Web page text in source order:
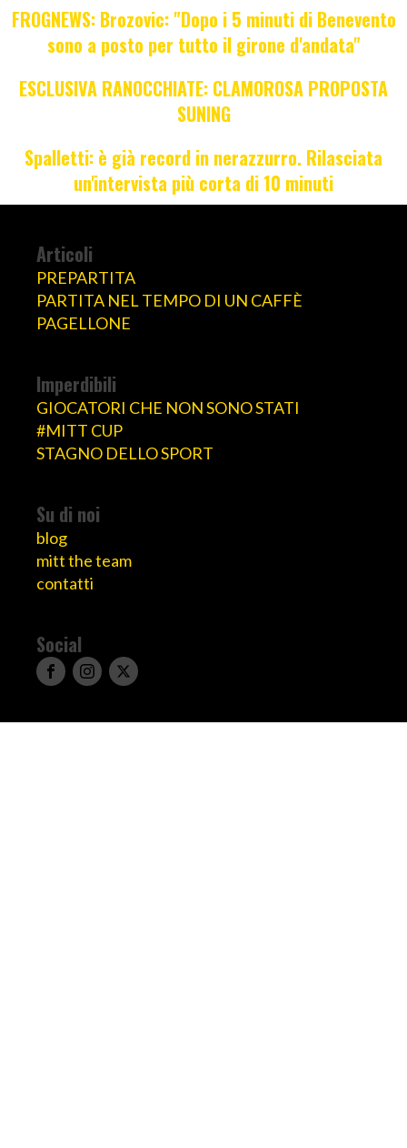
FROGNEWS: Brozovic: "Dopo i 5 minuti di Benevento
sono a posto per tutto il girone d'andata"
ESCLUSIVA RANOCCHIATE: CLAMOROSA PROPOSTA
SUNING
Spalletti: è già record in nerazzurro. Rilasciata
un'intervista più corta di 10 minuti
Articoli
PREPARTITA
PARTITA NEL TEMPO DI UN CAFFÈ
PAGELLONE
Imperdibili
GIOCATORI CHE NON SONO STATI
#MITT CUP
STAGNO DELLO SPORT
Su di noi
blog
mitt the team
contatti
Social